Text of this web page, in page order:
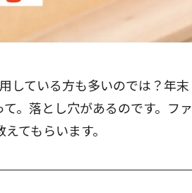
している方も多いのでは？年末
。落とし穴があるのです。ファ
てもらいます。